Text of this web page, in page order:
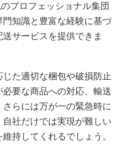
プロフェッショナル集団
知識と豊富な経験に基づ
サービスを提供できま
た適切な梱包や破損防止
要な商品への対応、輸送
らには万が一の緊急時に
社だけでは実現が難しい
持してくれるでしょう。